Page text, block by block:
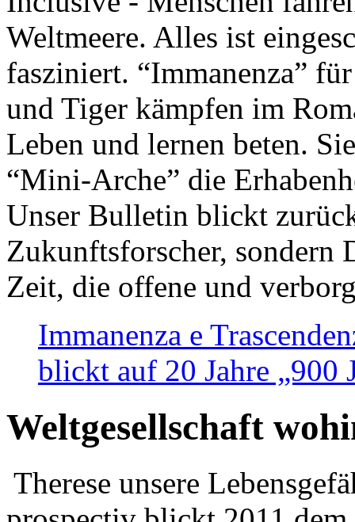
Weltmeere. Alles ist
fasziniert. “Immanenza”
und Tiger kämpfen im
Leben und lernen beten.
“Mini-Arche” die
Unser Bulletin blickt
Zukunftsforscher, sondern
Zeit, die offene und
Immanenza e
blickt auf 20 Jahre „900
Weltgesellschaft
Therese unsere